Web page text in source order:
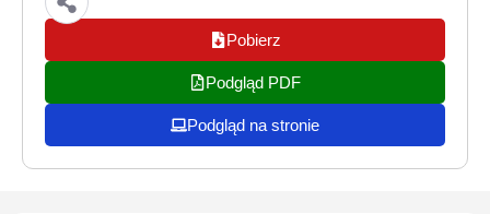
Pobierz
Podgląd PDF
Podgląd na stronie